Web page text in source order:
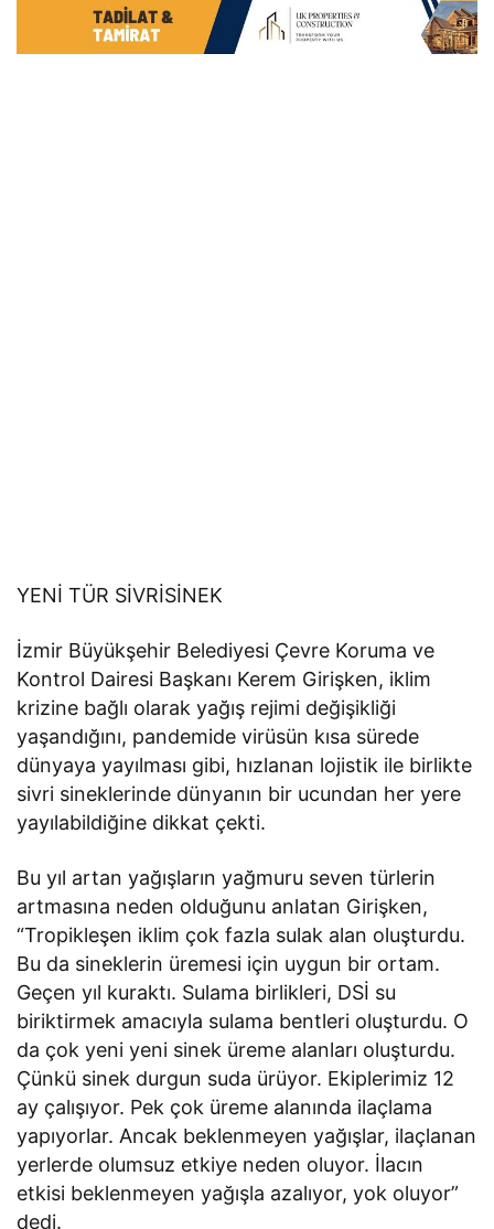
YENİ TÜR SİVRİSİNEK
İzmir Büyükşehir Belediyesi Çevre Koruma ve
Kontrol Dairesi Başkanı Kerem Girişken, iklim
krizine bağlı olarak yağış rejimi değişikliği
yaşandığını, pandemide virüsün kısa sürede
dünyaya yayılması gibi, hızlanan lojistik ile birlikte
sivri sineklerinde dünyanın bir ucundan her yere
yayılabildiğine dikkat çekti.
Bu yıl artan yağışların yağmuru seven türlerin
artmasına neden olduğunu anlatan Girişken,
“Tropikleşen iklim çok fazla sulak alan oluşturdu.
Bu da sineklerin üremesi için uygun bir ortam.
Geçen yıl kuraktı. Sulama birlikleri, DSİ su
biriktirmek amacıyla sulama bentleri oluşturdu. O
da çok yeni yeni sinek üreme alanları oluşturdu.
Çünkü sinek durgun suda ürüyor. Ekiplerimiz 12
ay çalışıyor. Pek çok üreme alanında ilaçlama
yapıyorlar. Ancak beklenmeyen yağışlar, ilaçlanan
yerlerde olumsuz etkiye neden oluyor. İlacın
etkisi beklenmeyen yağışla azalıyor, yok oluyor”
dedi.